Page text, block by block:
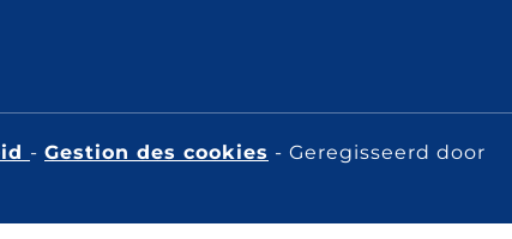
- Gestion des cookies - Geregisseerd door